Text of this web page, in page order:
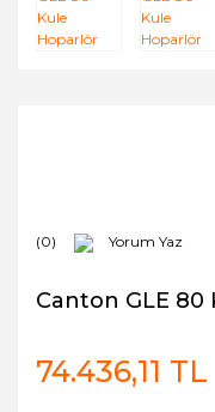
(0) Yorum Yaz
Canton GLE
74.436,11 TL